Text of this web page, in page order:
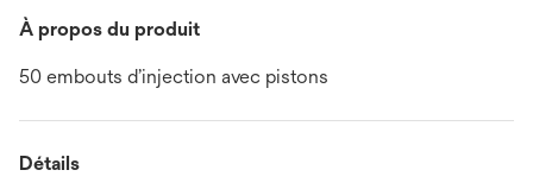
À propos du produit
50 embouts d’injection avec pistons
Détails